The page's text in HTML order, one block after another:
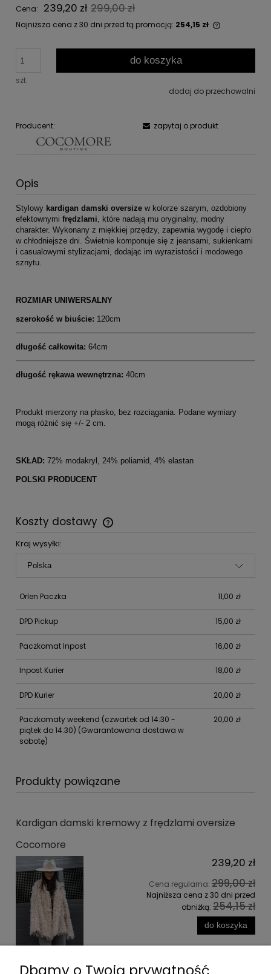
Cena: 239,20 zł 299,00 zł
Najniższa cena z 30 dni przed tą promocją: 254,15 zł
niż 30 dni,
pojawił się
szt.
do koszyka
dodaj do przechowalni
Producent: zapytaj o produkt
Opis
Stylowy kardigan damski oversize w kolorze szarym, ozdobiony
efektownymi frędzlami, które nadają mu oryginalny, modny
charakter. Wykonany z miękkiej przędzy, zapewnia wygodę i ciepło
w chłodniejsze dni. Świetnie komponuje się z jeansami, sukienkami
i casualowymi stylizacjami, dodając im wyrazistości i modowego
sznytu.
ROZMIAR UNIWERSALNY
szerokość w biuście: 120cm
długość całkowita: 64cm
długość rękawa wewnętrzna: 40cm
Produkt mierzony na płasko, bez rozciągania. Podane wymiary
mogą różnić się +/- 2 cm.
SKŁAD: 72% modakryl, 24% poliamid, 4% elastan
POLSKI PRODUCENT
Koszty dostawy
Cena nie zawiera ewentualnych kosztów płatności
Kraj wysyłki:
Orlen Paczka 11,00 zł
DPD Pickup 15,00 zł
Paczkomat Inpost 16,00 zł
Inpost Kurier 18,00 zł
DPD Kurier 20,00 zł
Paczkomaty weekend (czwartek od 14:30 -
piątek do 14:30) (Gwarantowana dostawa w
sobotę)
20,00 zł
Produkty powiązane
Kardigan damski kremowy z frędzlami oversize
Cocomore
239,20 zł
Cena regularna: 299,00 zł
Najniższa cena z 30 dni przed
obniżką: 254,15 zł
do koszyka